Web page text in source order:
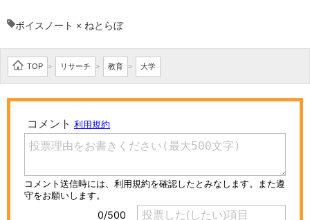
ボイスノート × ねとらぼ
TOP > リサーチ > 教育 > 大学